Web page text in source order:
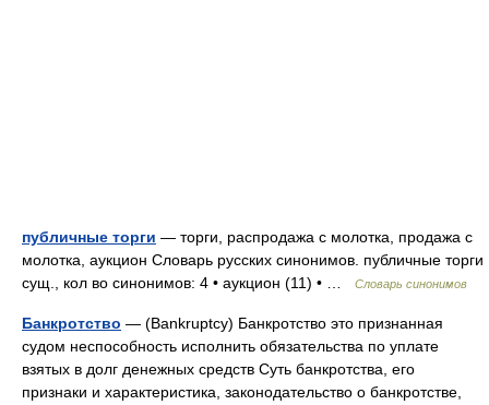
публичные торги — торги, распродажа с молотка, продажа с
молотка, аукцион Словарь русских синонимов. публичные торги
сущ., кол во синонимов: 4 • аукцион (11) • …
Словарь синонимов
Банкротство — (Bankruptcy) Банкротство это признанная
судом неспособность исполнить обязательства по уплате
взятых в долг денежных средств Суть банкротства, его
признаки и характеристика, законодательство о банкротстве,